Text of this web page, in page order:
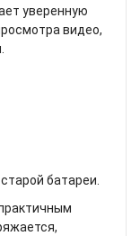
уверенную
видео,
батареи.